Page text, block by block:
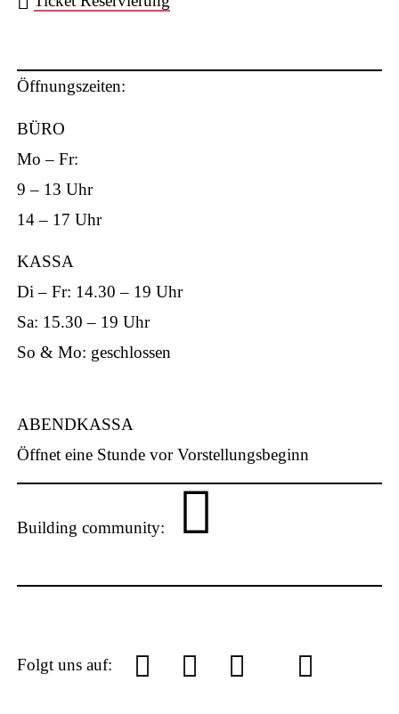
ts
Öffnungszeiten:
BÜRO
Mo – Fr:
9 – 13 Uhr
14 – 17 Uhr
KASSA
Di – Fr: 14.30 – 19 Uhr
Sa: 15.30 – 19 Uhr
So & Mo: geschlossen
ABENDKASSA
Öffnet eine Stunde vor Vorstellungsbeginn
Building community:
P
U
Folgt uns auf: